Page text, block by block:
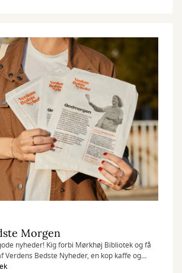
Morgen
nyheder! Kig forbi Mørkhøj Bibliotek og få
Verdens Bedste Nyheder, en kop kaffe og
i positiv udvikling.